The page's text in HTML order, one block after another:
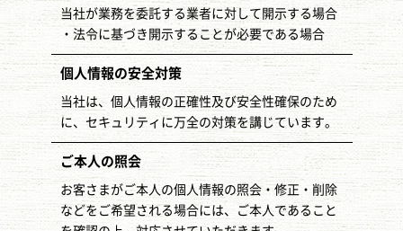
当社が業務を委託する業者に対して開示する場合
・法令に基づき開示することが必要である場合
個人情報の安全対策
当社は、個人情報の正確性及び安全性確保のため
に、セキュリティに万全の対策を講じています。
ご本人の照会
お客さまがご本人の個人情報の照会・修正・削除
などをご希望される場合には、ご本人であること